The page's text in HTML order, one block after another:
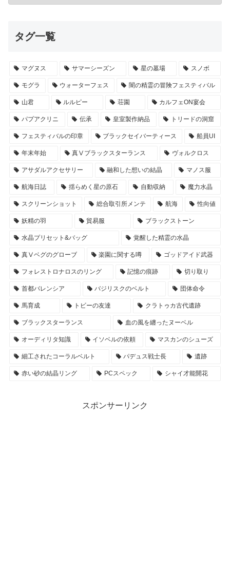
タグ一覧
マグヌス サマーシーズン 星の墓場 スノボ
モグラ ウォーターフェス 闇の精霊の冒険フェスティバル
山君 ルルピー 荘園 カルフェON宴会
パプアクリニ 伝承 皇室製作納品 トリードの洞窟
フェスティバルの印章 ブラックセイバーティース 船員UI
年末年始 真Ⅴブラックスターランス ヴォルクロス
アサダルアクセサリー 融和した想いの結晶 マノス服
航海日誌 揺らめく星の原石 自動収納 魔力水晶
スクリーンショット 総合取引所メンテ 航海 性向値
妖精の羽 貿易服 ブラックストーン
水晶プリセット&バッグ 覚醒した精霊の水晶
真Ⅴベグのグローブ 楽園に関する噂 ゴッドアイド武器
フォレストロナロスのリング 記憶の痕跡 切り取り
首都バレンシア バジリスクのベルト 団体命令
馬育成 トビーの友達 クラトゥカ古代遺跡
ブラックスターランス 血の風を纏ったヌーベル
オーディリタ知識 イソベルの依頼 マスカンのシューズ
細工されたコーラルベルト パデュス戦士長 遺跡
赤い砂の結晶リング PCスペック シャイ才能開花
スポンサーリンク